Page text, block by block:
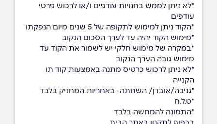
*לא ניתן לממש בחנויות עודפים ו/או לרכוש פרטי
עודפים
*הקוד ניתן למימוש לתקופה של 5 שנים מיום הנפקתו
*מימוש הקוד יהיה עד לערך הסכום הנקוב
*במקרה של מימוש חלקי יש לשמור את הקוד עד
מימוש גובה הערך הנקוב
*לא ניתן לרכוש כרטיס מתנה באמצעות קוד תו
הקנייה
*גניבה/אובדן/ השחתה- באחריות המחזיק בלבד
ָ*ט.ל.ח
*התמונה להמחשה בלבד
בכפוף לתקנון באתר הבית